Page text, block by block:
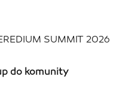
SUMMIT 2026
do komunity